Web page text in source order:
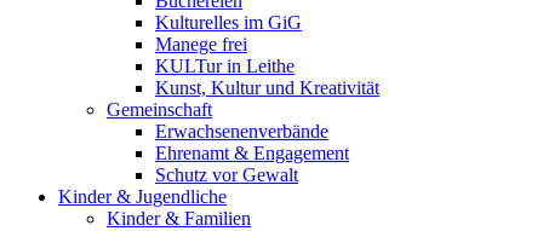
Kulturelles im GiG
Manege frei
KULTur in Leithe
Kunst, Kultur und Kreativität
Gemeinschaft
Erwachsenenverbände
Ehrenamt & Engagement
Schutz vor Gewalt
Kinder & Jugendliche
Kinder & Familien